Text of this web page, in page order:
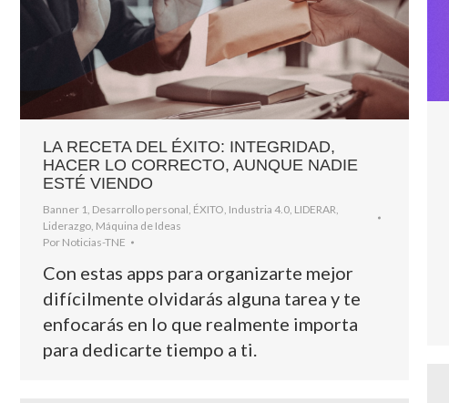
LA RECETA DEL ÉXITO: INTEGRIDAD,
HACER LO CORRECTO, AUNQUE NADIE
ESTÉ VIENDO
Banner 1, Desarrollo personal, ÉXITO, Industria 4.0, LIDERAR,
Liderazgo, Máquina de Ideas
Por Noticias-TNE
Con estas apps para organizarte mejor
difícilmente olvidarás alguna tarea y te
enfocarás en lo que realmente importa
para dedicarte tiempo a ti.